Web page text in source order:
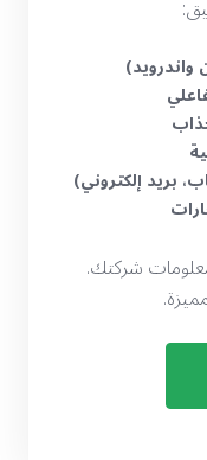
بريد إلكتروني)
شركتك.